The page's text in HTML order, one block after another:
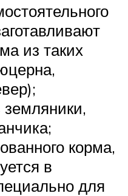
из таких
корма,
в
для